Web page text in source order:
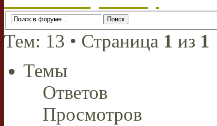
Тем: 13 • Страница 1 из 1
Темы
Ответов
Просмотров